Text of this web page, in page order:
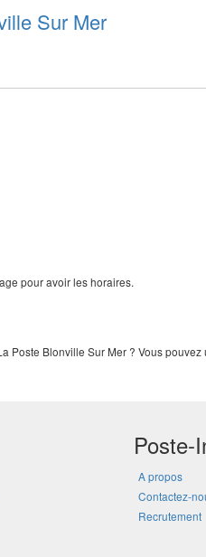
Sur Mer
pour avoir les horaires.
Poste Blonville Sur Mer ? Vous
Poste-
A propos
Contactez-
Recrutement